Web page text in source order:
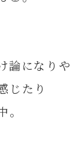
論になりや
じたり